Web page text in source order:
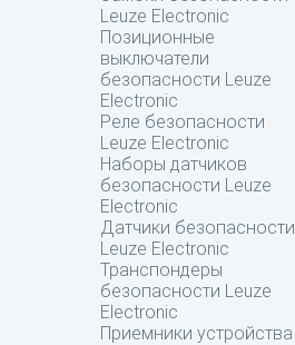
Leuze Electronic
Позиционные
выключатели
безопасности Leuze
Electronic
Реле безопасности
Leuze Electronic
Наборы датчиков
безопасности Leuze
Electronic
Датчики безопасности
Leuze Electronic
Транспондеры
безопасности Leuze
Electronic
Приемники устройства